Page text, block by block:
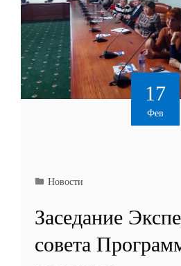
17
Фев
Новости
Заседание
совета